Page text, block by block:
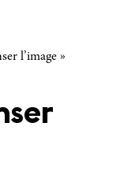
l’image »